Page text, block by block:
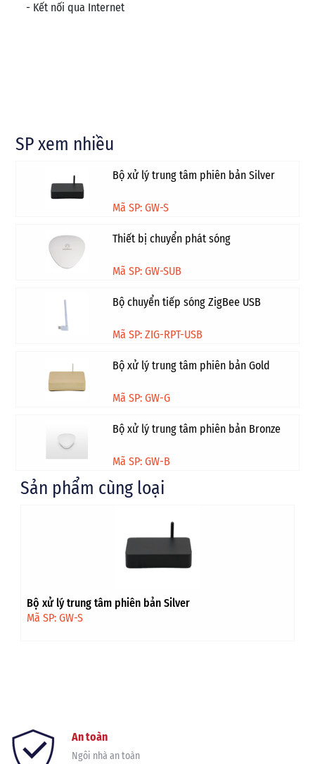
- Kết nối qua Internet
SP xem nhiều
Bộ xử lý trung tâm phiên bản Silver
Mã SP: GW-S
Thiết bị chuyển phát sóng
Mã SP: GW-SUB
Bộ chuyển tiếp sóng ZigBee USB
Mã SP: ZIG-RPT-USB
Bộ xử lý trung tâm phiên bản Gold
Mã SP: GW-G
Bộ xử lý trung tâm phiên bản Bronze
Mã SP: GW-B
Sản phẩm cùng loại
Bộ xử lý trung tâm phiên bản Bronze
Mã SP: GW-B
An toàn